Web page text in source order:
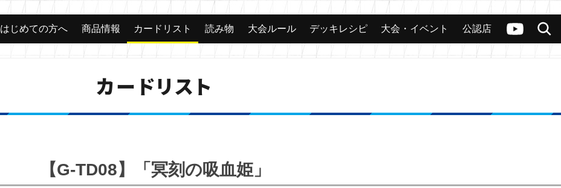
ヴァンガードch
検索
カード 大会 公認店舗 その他
はじめての方へ 商品情報 カードリスト 読み物 大会ルール デッキレシピ 大会・イベント 公認店
カードリスト
【G-TD08】「冥刻の吸血姫」